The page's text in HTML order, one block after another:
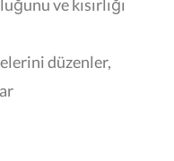
ve kısırlığı
düzenler,